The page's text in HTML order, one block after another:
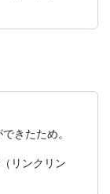
きたため。
リンクリン